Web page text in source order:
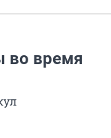
во время